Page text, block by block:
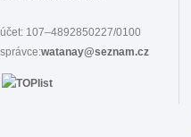
účet: 107–4892850227/0100
správce:watanay@seznam.cz